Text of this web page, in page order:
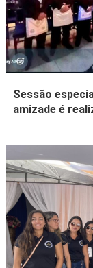
Sessão
amizade é